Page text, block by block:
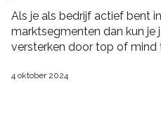
Als je als bedrijf actief bent
marktsegmenten dan kun je
versterken door top of mind
of Mind positie kunt
4 oktober 2024